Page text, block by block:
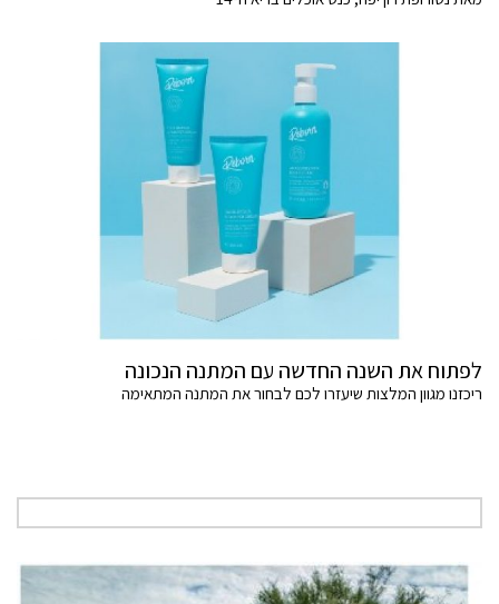
לפתוח את השנה החדשה עם המתנה הנכונה
ריכזנו מגוון המלצות שיעזרו לכם לבחור את המתנה המתאימה